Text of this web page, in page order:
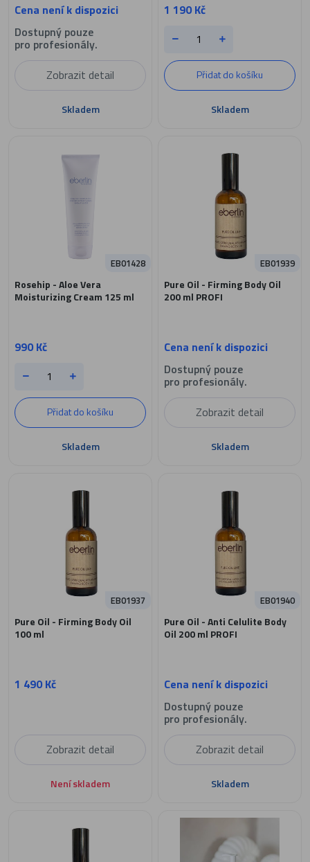
Cena není k dispozici
Dostupný pouze
pro profesionály.
Zobrazit detail
Skladem
1 190 Kč
Přidat do košíku
Skladem
Rosehip - Aloe Vera
Moisturizing Cream 125 ml
990 Kč
EB01428
Přidat do košíku
Skladem
Pure Oil - Firming Body Oil
200 ml PROFI
Cena není k dispozici
EB01939
Dostupný pouze
pro profesionály.
Zobrazit detail
Skladem
Pure Oil - Firming Body Oil
100 ml
1 490 Kč
EB01937
Zobrazit detail
Není skladem
Pure Oil - Anti Celulite Body
Oil 200 ml PROFI
Cena není k dispozici
EB01940
Dostupný pouze
pro profesionály.
Zobrazit detail
Skladem